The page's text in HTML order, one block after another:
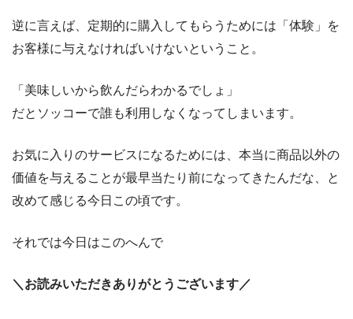
逆に言えば、定期的に購入してもらうためには「体験」を
お客様に与えなければいけないということ。
「美味しいから飲んだらわかるでしょ」
だとソッコーで誰も利用しなくなってしまいます。
お気に入りのサービスになるためには、本当に商品以外の
価値を与えることが最早当たり前になってきたんだな、と
改めて感じる今日この頃です。
それでは今日はこのへんで
＼お読みいただきありがとうございます／